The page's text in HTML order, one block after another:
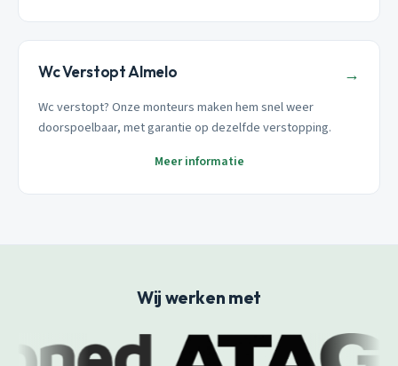
Wc Verstopt Almelo →
Wc verstopt? Onze monteurs maken hem snel weer
doorspoelbaar, met garantie op dezelfde verstopping.
Meer informatie
Wij werken met